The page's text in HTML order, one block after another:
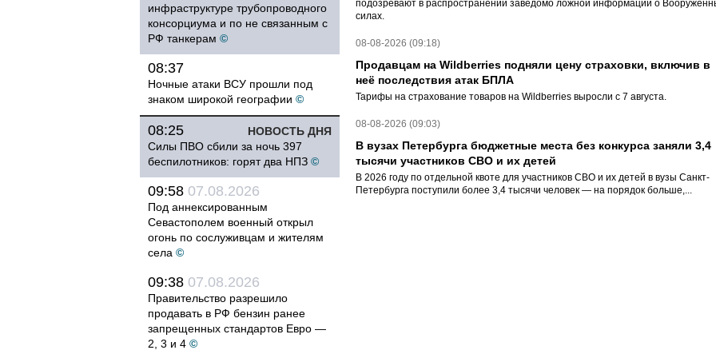
инфраструктуре трубопроводного
консорциума и по не связанным с
РФ танкерам ©
08:37
Ночные атаки ВСУ прошли под
знаком широкой географии ©
НОВОСТЬ ДНЯ
08:25
Силы ПВО сбили за ночь 397
беспилотников: горят два НПЗ ©
09:58 07.08.2026
Под аннексированным
Севастополем военный открыл
огонь по сослуживцам и жителям
села ©
09:38 07.08.2026
Правительство разрешило
продавать в РФ бензин ранее
запрещенных стандартов Евро —
2, 3 и 4 ©
подозревают в распространении заведомо ложной информации о
силах.
08-08-2026 (09:18)
Продавцам на Wildberries подняли цену страховки, включив в
неё последствия атак БПЛА
Тарифы на страхование товаров на Wildberries выросли с 7 августа.
08-08-2026 (09:03)
В вузах Петербурга бюджетные места без конкурса заняли 3,4
тысячи участников СВО и их детей
В 2026 году по отдельной квоте для участников СВО и их детей в вузы Санкт-
Петербурга поступили более 3,4 тысячи человек — на порядок больше,...